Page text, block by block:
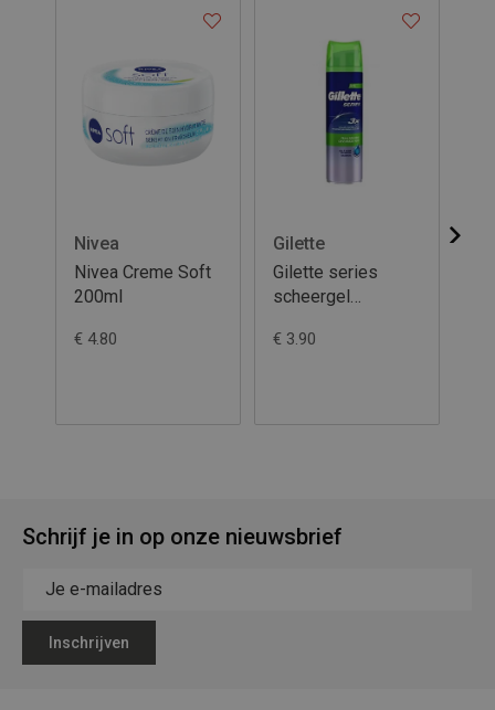
Nivea
Nivea Creme Soft
200ml
€ 4.80
Gilette
Gilette series
scheergel
€ 3.90
Schrijf je in op onze nieuwsbrief
Inschrijven